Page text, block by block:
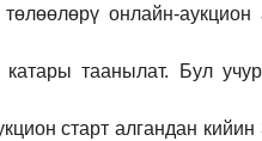
онлайн-
катары таанылат.
Бул
старт алгандан